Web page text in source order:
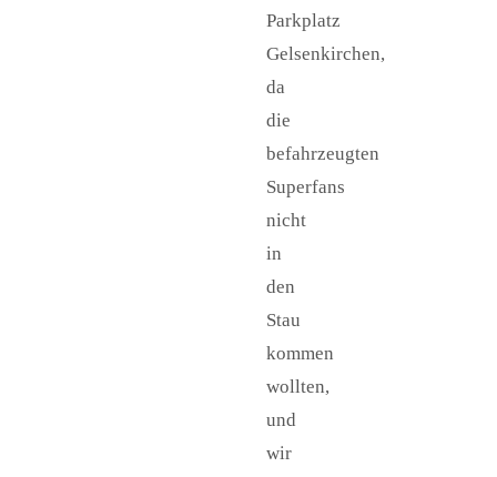
Parkplatz
Gelsenkirchen,
da
die
befahrzeugten
Superfans
nicht
in
den
Stau
kommen
wollten,
und
wir